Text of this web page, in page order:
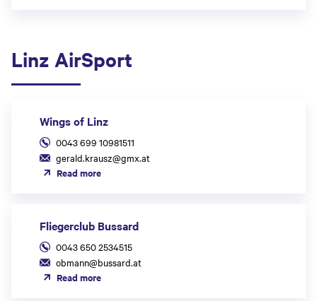
Linz AirSport
Wings of Linz
0043 699 10981511
gerald.krausz@gmx.at
Read more
Fliegerclub Bussard
0043 650 2534515
obmann@bussard.at
Read more